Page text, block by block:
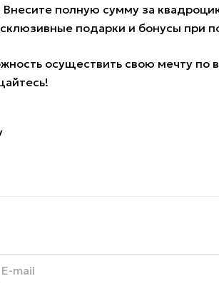
полную сумму за
подарки и бонусы при
осуществить свою мечту
!